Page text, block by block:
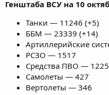
Генштаба ВСУ на 10
Танки — 11246 (+5)
ББМ — 23339 (+14)
Артиллерийские
РСЗО — 1517
Средства ПВО — 1225
Самолеты — 427
Вертолеты — 346